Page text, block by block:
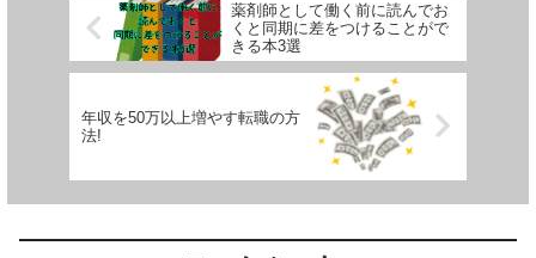
薬剤師として働く前に読んでお
くと同期に差をつけることがで
きる本3選
年収を50万以上増やす転職の方
法!